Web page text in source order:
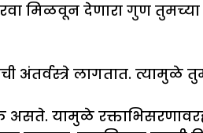
मिळवून देणारा गुण तुमच्या
लागतात. त्यामुळे
असते. यामुळे